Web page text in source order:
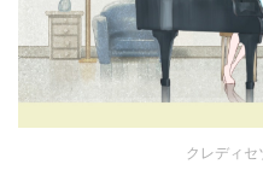
クレディセ